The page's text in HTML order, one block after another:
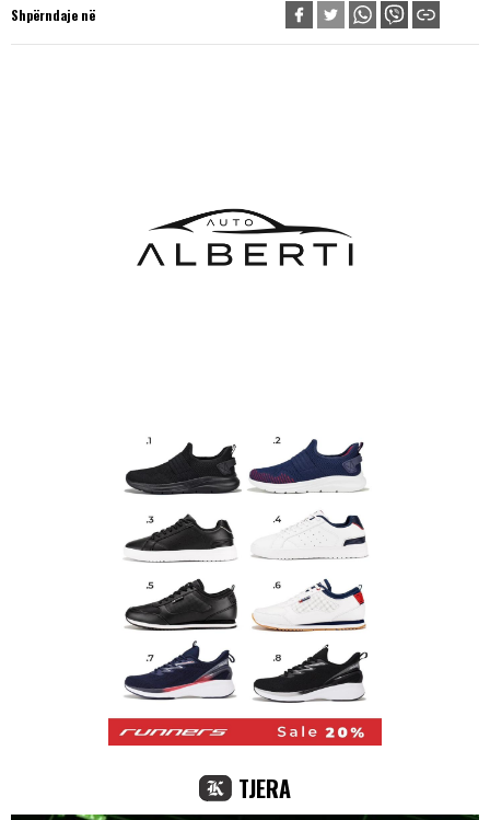
Shpërndaje në
TJERA